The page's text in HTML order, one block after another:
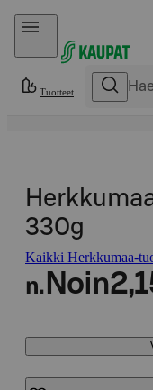
Hyppää sisältöön
Tuotteet
330g
Kaikki Herkkumaa-
n. Noin